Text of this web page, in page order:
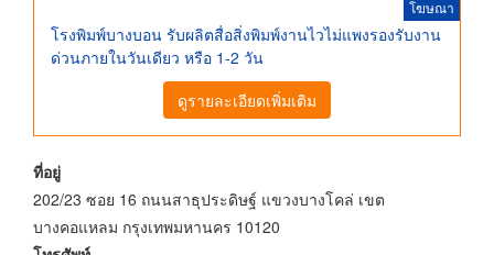
โฆษณา
โรงพิมพ์บางบอน รับผลิตสื่อสิ่งพิมพ์งานไวไม่แพงรองรับงาน
ด่วนภายในวันเดียว หรือ 1-2 วัน
ดูรายละเอียดเพิ่มเติม
ที่อยู่
202/23 ซอย 16 ถนนสาธุประดิษฐ์ แขวงบางโคล่ เขต
บางคอแหลม กรุงเทพมหานคร 10120